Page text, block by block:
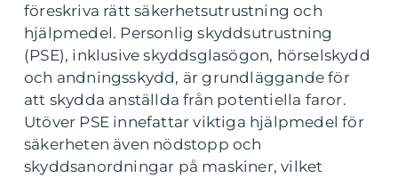
föreskriva rätt säkerhetsutrustning och
hjälpmedel. Personlig skyddsutrustning
(PSE), inklusive skyddsglasögon, hörselskydd
och andningsskydd, är grundläggande för
att skydda anställda från potentiella faror.
Utöver PSE innefattar viktiga hjälpmedel för
säkerheten även nödstopp och
skyddsanordningar på maskiner, vilket